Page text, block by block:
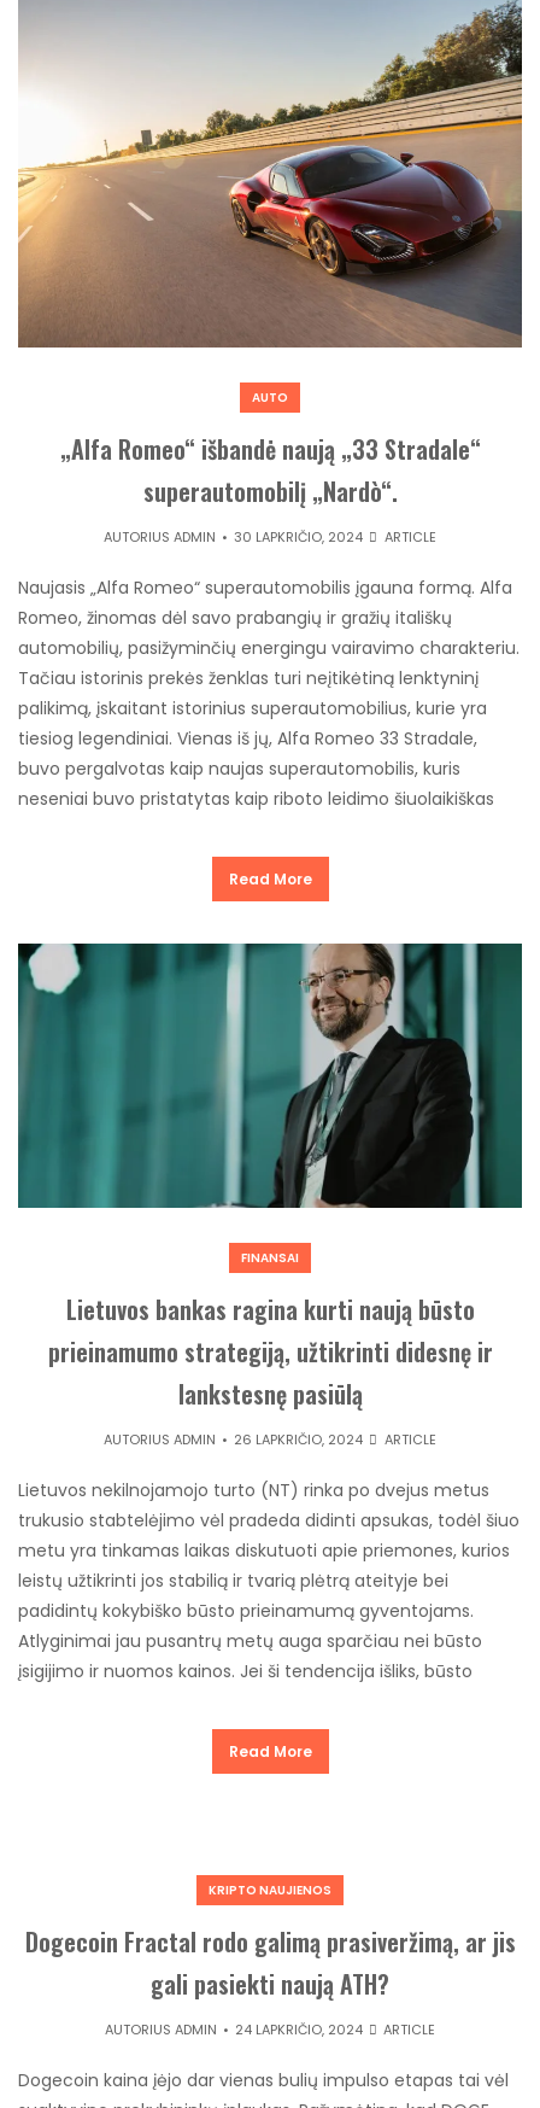
AUTO
„Alfa Romeo“ išbandė naują „33 Stradale“
superautomobilį „Nardò“.
AUTORIUSADMIN 30 LAPKRIČIO, 2024 ARTICLE
Naujasis „Alfa Romeo“ superautomobilis įgauna formą. Alfa
Romeo, žinomas dėl savo prabangių ir gražių itališkų
automobilių, pasižyminčių energingu vairavimo charakteriu.
Tačiau istorinis prekės ženklas turi neįtikėtiną lenktyninį
palikimą, įskaitant istorinius superautomobilius, kurie yra
tiesiog legendiniai. Vienas iš jų, Alfa Romeo 33 Stradale,
buvo pergalvotas kaip naujas superautomobilis, kuris
neseniai buvo pristatytas kaip riboto leidimo šiuolaikiškas
Read More
FINANSAI
Lietuvos bankas ragina kurti naują būsto
prieinamumo strategiją, užtikrinti didesnę ir
lankstesnę pasiūlą
AUTORIUSADMIN 26 LAPKRIČIO, 2024 ARTICLE
Lietuvos nekilnojamojo turto (NT) rinka po dvejus metus
trukusio stabtelėjimo vėl pradeda didinti apsukas, todėl šiuo
metu yra tinkamas laikas diskutuoti apie priemones, kurios
leistų užtikrinti jos stabilią ir tvarią plėtrą ateityje bei
padidintų kokybiško būsto prieinamumą gyventojams.
Atlyginimai jau pusantrų metų auga sparčiau nei būsto
įsigijimo ir nuomos kainos. Jei ši tendencija išliks, būsto
Read More
KRIPTO NAUJIENOS
Dogecoin Fractal rodo galimą prasiveržimą, ar jis
gali pasiekti naują ATH?
AUTORIUS ADMIN 24 LAPKRIČIO, 2024 ARTICLE
Dogecoin kaina įėjo dar vienas bulių impulso etapas tai vėl